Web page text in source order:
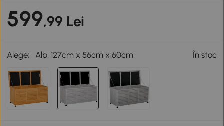
599,99 Lei
Alege: Alb, 127cm x 56cm x 60cm În stoc